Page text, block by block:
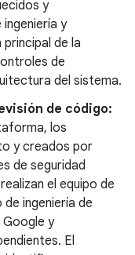
y
y
de la
de
del sistema.
de código:
los
y creados por
de seguridad
el equipo de
ingeniería de
y
El